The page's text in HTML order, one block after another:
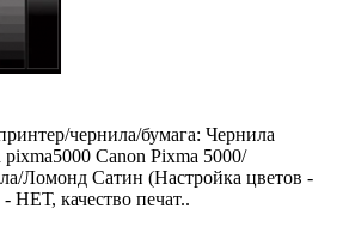
чернила/бумага: Чернила
Canon Pixma 5000/
Ломонд Сатин (Настройка цветов -
НЕТ, качество печат..